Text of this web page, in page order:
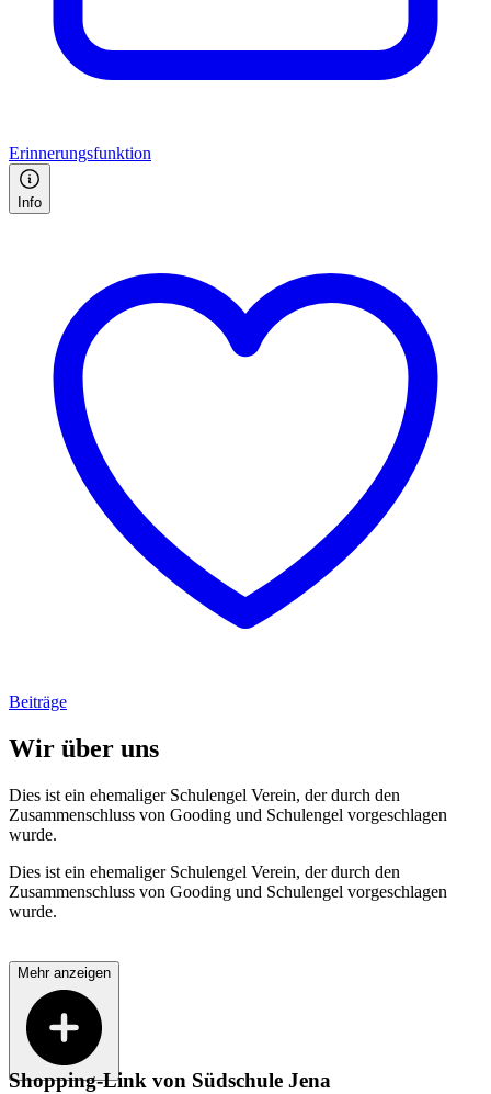
Erinnerungsfunktion
Info
Beiträge
Wir über uns
Dies ist ein ehemaliger Schulengel Verein, der durch den
Zusammenschluss von Gooding und Schulengel vorgeschlagen
wurde.
Dies ist ein ehemaliger Schulengel Verein, der durch den
Zusammenschluss von Gooding und Schulengel vorgeschlagen
wurde.
Mehr anzeigen
Shopping-Link von Südschule Jena